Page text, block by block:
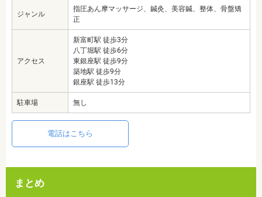
ジャンル
指圧あん摩マッサージ、鍼灸、美容鍼、整体、骨盤矯
正
アクセス
新富町駅 徒歩3分
八丁堀駅 徒歩6分
東銀座駅 徒歩9分
築地駅 徒歩9分
銀座駅 徒歩13分
駐車場 無し
電話はこちら
まとめ